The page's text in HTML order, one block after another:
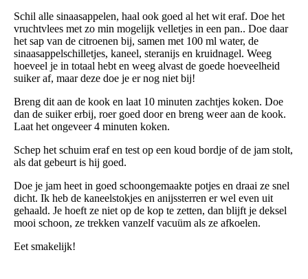
Schil alle sinaasappelen, haal ook goed al het wit eraf. Doe het
vruchtvlees met zo min mogelijk velletjes in een pan.. Doe daar
het sap van de citroenen bij, samen met 100 ml water, de
sinaasappelschilletjes, kaneel, steranijs en kruidnagel. Weeg
hoeveel je in totaal hebt en weeg alvast de goede hoeveelheid
suiker af, maar deze doe je er nog niet bij!
Breng dit aan de kook en laat 10 minuten zachtjes koken. Doe
dan de suiker erbij, roer goed door en breng weer aan de kook.
Laat het ongeveer 4 minuten koken.
Schep het schuim eraf en test op een koud bordje of de jam stolt,
als dat gebeurt is hij goed.
Doe je jam heet in goed schoongemaakte potjes en draai ze snel
dicht. Ik heb de kaneelstokjes en anijssterren er wel even uit
gehaald. Je hoeft ze niet op de kop te zetten, dan blijft je deksel
mooi schoon, ze trekken vanzelf vacuüm als ze afkoelen.
Eet smakelijk!